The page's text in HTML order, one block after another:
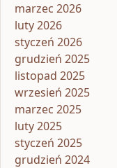
marzec 2026
luty 2026
styczeń 2026
grudzień 2025
listopad 2025
wrzesień 2025
marzec 2025
luty 2025
styczeń 2025
grudzień 2024